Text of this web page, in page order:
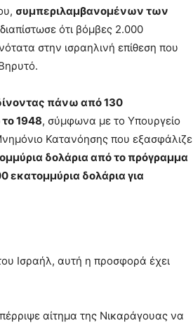
συμπεριλαμβανομένων των
ότι βόμβες 2.000
στην ισραηλινή επίθεση που
πάνω από 130
1948, σύμφωνα με το Υπουργείο
Κατανόησης που εξασφάλιζε
δολάρια από το πρόγραμμα
εκατομμύρια δολάρια για
Ισραήλ, αυτή η προσφορά έχει
αίτημα της Νικαράγουας να